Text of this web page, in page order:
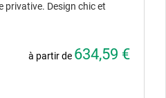
privative. Design chic et
à partir de 634,59 €